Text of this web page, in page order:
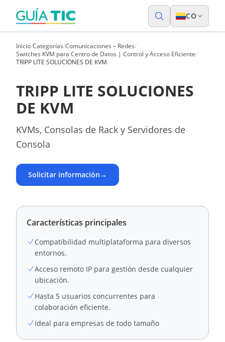
CO
Inicio/Categorías/Comunicaciones – Redes/
Switches KVM para Centro de Datos | Control y Acceso Eficiente/
TRIPP LITE SOLUCIONES DE KVM
TRIPP LITE SOLUCIONES
DE KVM
KVMs, Consolas de Rack y Servidores de
Consola
Solicitar información→
Características principales
Compatibilidad multiplataforma para diversos
entornos.
Acceso remoto IP para gestión desde cualquier
ubicación.
Hasta 5 usuarios concurrentes para
colaboración eficiente.
Ideal para empresas de todo tamaño